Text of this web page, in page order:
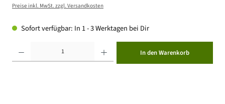
Preise inkl. MwSt. zzgl. Versandkosten
Sofort verfügbar: In 1 - 3 Werktagen bei Dir
In den Warenkorb